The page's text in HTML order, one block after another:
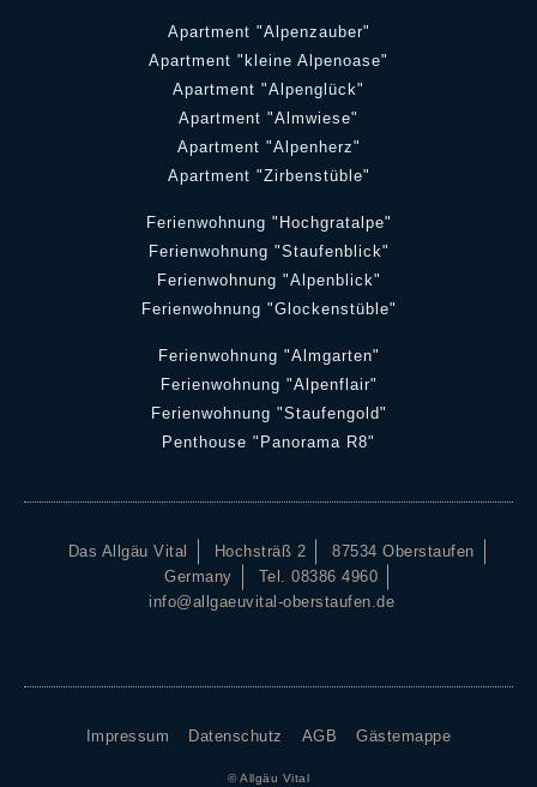
Apartment "Alpenzauber"
Apartment "kleine Alpenoase"
Apartment "Alpenglück"
Apartment "Almwiese"
Apartment "Alpenherz"
Apartment "Zirbenstüble"
Ferienwohnung "Hochgratalpe"
Ferienwohnung "Staufenblick"
Ferienwohnung "Alpenblick"
Ferienwohnung "Glockenstüble"
Ferienwohnung "Almgarten"
Ferienwohnung "Alpenflair"
Ferienwohnung "Staufengold"
Penthouse "Panorama R8"
Das Allgäu Vital Hochsträß 2
87534 Oberstaufen
Germany
Tel. 08386 4960
info@allgaeuvital-oberstaufen.de
Impressum Datenschutz AGB Gästemappe
© Allgäu Vital